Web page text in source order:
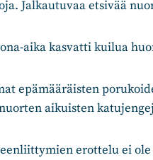
Jalkautuvaa etsivää
aika kasvatti kuilua
epämääräisten
aikuisten
erottelu ei ole